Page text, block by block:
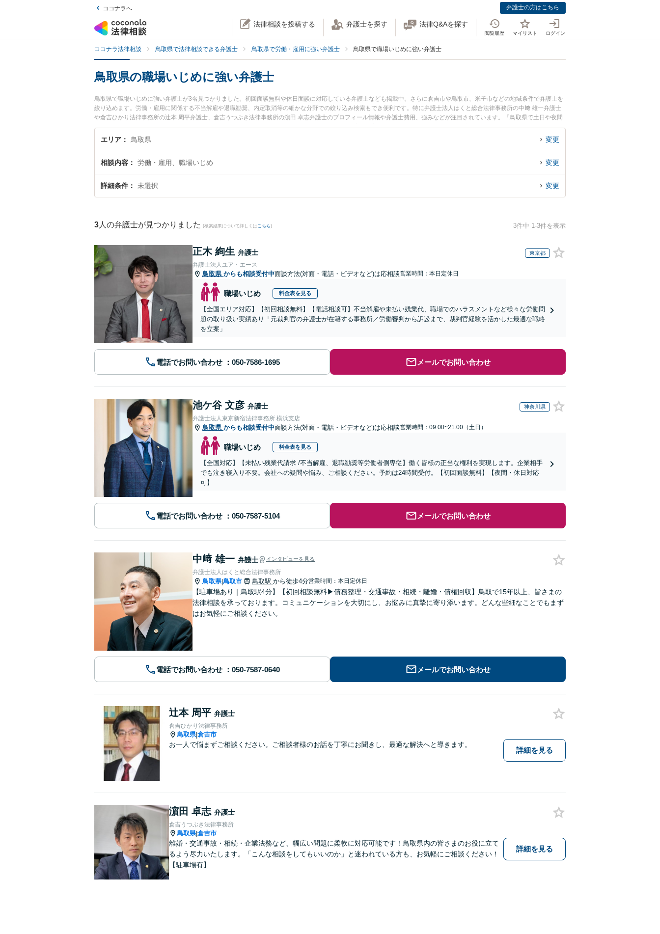
ココナラへ 弁護士の方はこちら
法律相談を投稿する 弁護士を探す 法律Q&Aを探す
閲覧履歴 マイリスト ログイン
ココナラ法律相談 鳥取県で法律相談できる弁護士 鳥取県で労働・雇用に強い弁護士 鳥取県で職場いじめに強い弁護士
鳥取県の職場いじめに強い弁護士
鳥取県で職場いじめに強い弁護士が3名見つかりました。初回面談無料や休日面談に対応している弁護士なども掲載中。さらに倉吉市や鳥取市、米子市などの地域条件で弁護士を
絞り込めます。労働・雇用に関係する不当解雇や退職勧奨、内定取消等の細かな分野での絞り込み検索もでき便利です。特に弁護士法人はくと総合法律事務所の中﨑 雄一弁護士
や倉吉ひかり法律事務所の辻本 周平弁護士、倉吉うつぶき法律事務所の濵田 卓志弁護士のプロフィール情報や弁護士費用、強みなどが注目されています。『鳥取県で土日や夜間
に発生した職場いじめのトラブルを今すぐに弁護士に相談したい』『職場いじめのトラブル解決の実績豊富な近くの弁護士を検索したい』『初回相談無料で職場いじめを法律相談
できる鳥取県内の弁護士に相談予約したい』などでお困りの相談者さんにおすすめです。
エリア 鳥取県 変更
相談内容 労働・雇用、職場いじめ 変更
詳細条件 未選択 変更
3 人の弁護士が見つかりました (検索結果について詳しくは こちら) 3件中 1-3件を表示
正木 絢生 弁護士 東京都
弁護士法人ユア・エース
鳥取県 からも相談受付中面談方法(対面・電話・ビデオなど)は応相談営業時間：本日定休日
職場いじめ 料金表を見る
【全国エリア対応】【初回相談無料】【電話相談可】不当解雇や未払い残業代、職場でのハラスメントなど様々な労働問
題の取り扱い実績あり「元裁判官の弁護士が在籍する事務所／労働審判から訴訟まで、裁判官経験を活かした最適な戦略
を立案」
電話でお問い合わせ メールでお問い合わせ
池ケ谷 文彦 弁護士 神奈川県
弁護士法人東京新宿法律事務所 横浜支店
鳥取県 からも相談受付中面談方法(対面・電話・ビデオなど)は応相談営業時間：09:00~21:00（土日）
職場いじめ 料金表を見る
【全国対応】【未払い残業代請求 /不当解雇、退職勧奨等労働者側専従】働く皆様の正当な権利を実現します。企業相手
でも泣き寝入り不要。会社への疑問や悩み、ご相談ください。予約は24時間受付。【初回面談無料】【夜間・休日対応
可】
電話でお問い合わせ メールでお問い合わせ
中﨑 雄一 弁護士 インタビューを見る
弁護士法人はくと総合法律事務所
鳥取県|鳥取市 鳥取駅 から徒歩4分営業時間：本日定休日
【駐車場あり｜鳥取駅4分】【初回相談無料▶︎債務整理・交通事故・相続・離婚・債権回収】鳥取で15年以上、皆さまの
法律相談を承っております。コミュニケーションを大切にし、お悩みに真摯に寄り添います。どんな些細なことでもまず
はお気軽にご相談ください。
電話でお問い合わせ メールでお問い合わせ
辻本 周平 弁護士
倉吉ひかり法律事務所
鳥取県|倉吉市
お一人で悩まずご相談ください。ご相談者様のお話を丁寧にお聞きし、最適な解決へと導きます。
詳細を見る
濵田 卓志 弁護士
倉吉うつぶき法律事務所
鳥取県|倉吉市
離婚・交通事故・相続・企業法務など、幅広い問題に柔軟に対応可能です！鳥取県内の皆さまのお役に立て
るよう尽力いたします。「こんな相談をしてもいいのか」と迷われている方も、お気軽にご相談ください！
【駐車場有】
詳細を見る